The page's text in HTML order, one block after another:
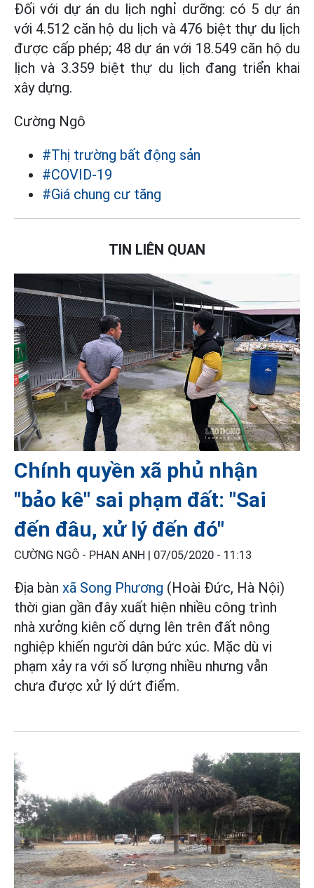
Đối với dự án du lịch nghỉ dưỡng: có 5 dự án
với 4.512 căn hộ du lịch và 476 biệt thự du lịch
được cấp phép; 48 dự án với 18.549 căn hộ du
lịch và 3.359 biệt thự du lịch đang triển khai
xây dựng.
Cường Ngô
#Thị trường bất động sản
#COVID-19
#Giá chung cư tăng
TIN LIÊN QUAN
Chính quyền xã phủ nhận
"bảo kê" sai phạm đất: "Sai
đến đâu, xử lý đến đó"
CƯỜNG NGÔ - PHAN ANH | 07/05/2020 - 11:13
Địa bàn xã Song Phương (Hoài Đức, Hà Nội)
thời gian gần đây xuất hiện nhiều công trình
nhà xưởng kiên cố dựng lên trên đất nông
nghiệp khiến người dân bức xúc. Mặc dù vi
phạm xảy ra với số lượng nhiều nhưng vẫn
chưa được xử lý dứt điểm.